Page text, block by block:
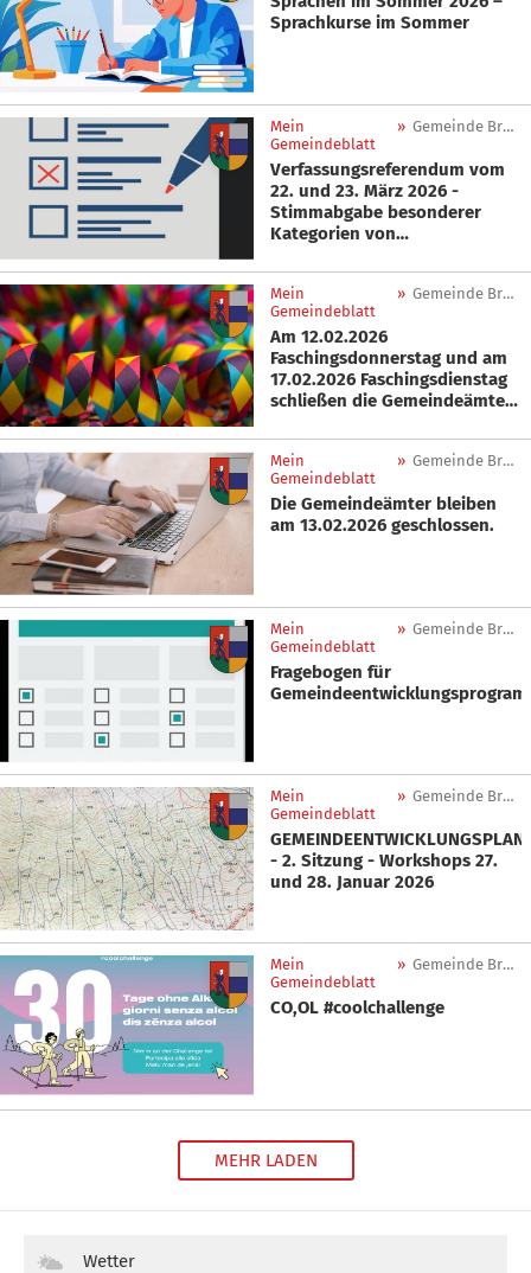
Sprachkurse im Sommer
Mein
Gemeindeblatt
» Gemeinde Brenner
Verfassungsreferendum vom
22. und 23. März 2026 -
Stimmabgabe besonderer
Kategorien von
Mein
Gemeindeblatt
» Gemeinde Brenner
Am 12.02.2026
Faschingsdonnerstag und am
17.02.2026 Faschingsdienstag
schließen die Gemeindeämter
Mein
Gemeindeblatt
» Gemeinde Brenner
Die Gemeindeämter bleiben
am 13.02.2026 geschlossen.
Mein
Gemeindeblatt
» Gemeinde Brenner
Fragebogen für
Mein
Gemeindeblatt
» Gemeinde Brenner
GEMEINDEENTWICKLUNGSPLAN
- 2. Sitzung - Workshops 27.
und 28. Januar 2026
Mein
Gemeindeblatt
» Gemeinde Brenner
CO,OL #coolchallenge
MEHR LADEN
Wetter